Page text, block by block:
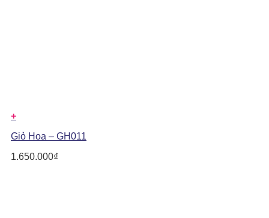
+
Giỏ Hoa – GH011
1.650.000₫